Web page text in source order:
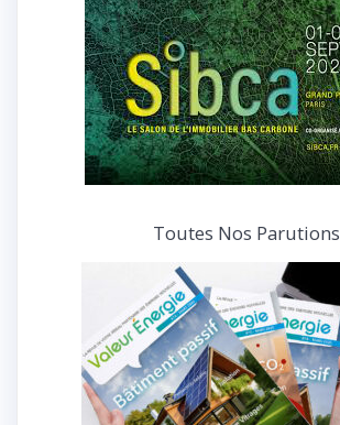
Toutes Nos Parutions